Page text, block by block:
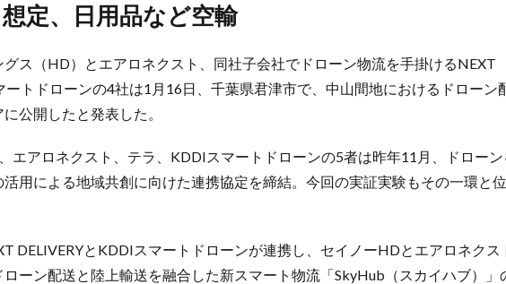
想定、日用品など空輸
ス（HD）とエアロネクスト、同社子会社でドローン物流を手掛けるNEXT
ートドローンの4社は1月16日、千葉県君津市で、中山間地におけるドローン
公開したと発表した。
エアロネクスト、テラ、KDDIスマートドローンの5者は昨年11月、ドローン
用による地域共創に向けた連携協定を締結。今回の実証実験もその一環と
DELIVERYとKDDIスマートドローンが連携し、セイノーHDとエアロネクス
ーン配送と陸上輸送を融合した新スマート物流「SkyHub（スカイハブ）」